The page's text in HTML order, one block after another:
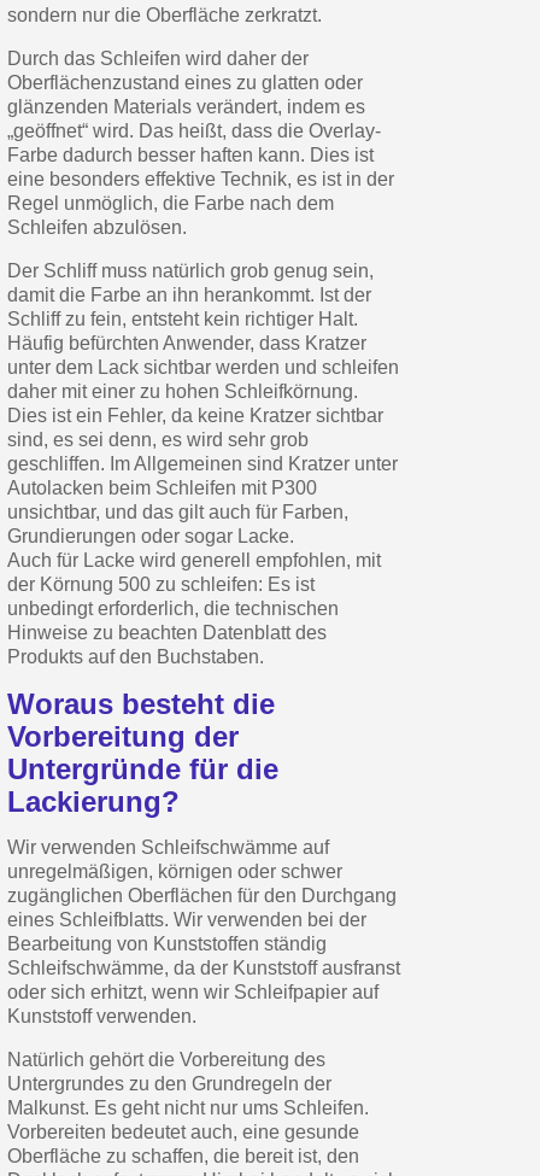
Sammeln Sie mit jeder
Rücksendung von
sondern nur die Oberfläche zerkratzt.
Durch das Schleifen wird daher der
Oberflächenzustand eines zu glatten oder
glänzenden Materials verändert, indem es
„geöffnet“ wird. Das heißt, dass die Overlay-
Farbe dadurch besser haften kann. Dies ist
eine besonders effektive Technik, es ist in der
Regel unmöglich, die Farbe nach dem
Schleifen abzulösen.
Der Schliff muss natürlich grob genug sein,
damit die Farbe an ihn herankommt. Ist der
Schliff zu fein, entsteht kein richtiger Halt.
Häufig befürchten Anwender, dass Kratzer
unter dem Lack sichtbar werden und schleifen
daher mit einer zu hohen Schleifkörnung.
Dies ist ein Fehler, da keine Kratzer sichtbar
sind, es sei denn, es wird sehr grob
geschliffen. Im Allgemeinen sind Kratzer unter
Autolacken beim Schleifen mit P300
unsichtbar, und das gilt auch für Farben,
Grundierungen oder sogar Lacke.
Auch für Lacke wird generell empfohlen, mit
der Körnung 500 zu schleifen: Es ist
unbedingt erforderlich, die technischen
Hinweise zu beachten Datenblatt des
Produkts auf den Buchstaben.
Woraus besteht die
Vorbereitung der
Untergründe für die
Lackierung?
Wir verwenden Schleifschwämme auf
unregelmäßigen, körnigen oder schwer
zugänglichen Oberflächen für den Durchgang
eines Schleifblatts. Wir verwenden bei der
Bearbeitung von Kunststoffen ständig
Schleifschwämme, da der Kunststoff ausfranst
oder sich erhitzt, wenn wir Schleifpapier auf
Kunststoff verwenden.
Natürlich gehört die Vorbereitung des
Untergrundes zu den Grundregeln der
Malkunst. Es geht nicht nur ums Schleifen.
Vorbereiten bedeutet auch, eine gesunde
Oberfläche zu schaffen, die bereit ist, den